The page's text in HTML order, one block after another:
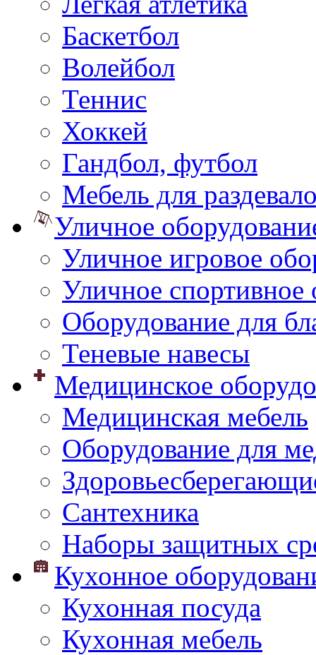
Баскетбол
Волейбол
Теннис
Хоккей
Гандбол, футбол
Мебель для
Уличное
Уличное игровое
Уличное спортивное
Оборудование для
Теневые навесы
Медицинское
Медицинская мебель
Оборудование для
Сантехника
Наборы защитных
Кухонное
Кухонная посуда
Кухонная мебель